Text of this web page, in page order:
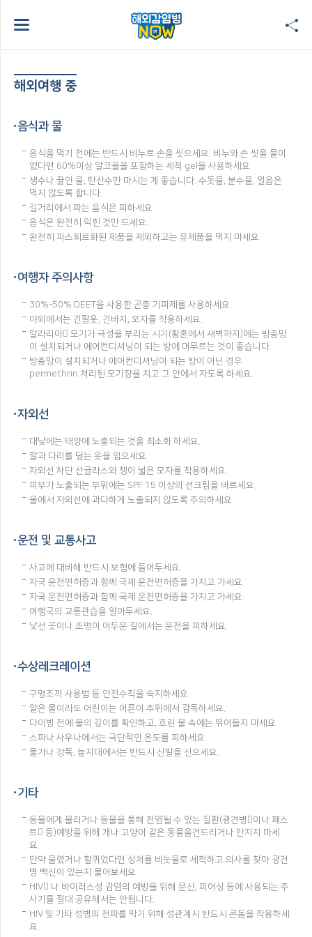
해외여행 중
음식과 물
음식을 먹기 전에는 반드시 비누로 손을 씻으세요. 비누와 손 씻을 물이
없다면 60%이상 알코올을 포함하는 세척 gel을 사용하세요.
생수나 끓인 물, 탄산수만 마시는 게 좋습니다. 수돗물, 분수물, 얼음은
먹지 않도록 합니다.
길거리에서 파는 음식은 피하세요.
음식은 완전히 익힌 것만 드세요.
완전히 파스퇴르화된 제품을 제외하고는 유제품을 먹지 마세요.
여행자 주의사항
30%-50% DEET을 사용한 곤충 기피제를 사용하세요.
야외에서는 긴팔옷, 긴바지, 모자를 착용하세요.
말라리아 모기가 극성을 부리는 시기(황혼에서 새벽까지)에는 방충망
이 설치되거나 에어컨디셔닝이 되는 방에 머무르는 것이 좋습니다.
방충망이 설치되거나 에어컨디셔닝이 되는 방이 아닌 경우
permethrin 처리된 모기장을 치고 그 안에서 자도록 하세요.
자외선
대낮에는 태양에 노출되는 것을 최소화 하세요.
팔과 다리를 덮는 옷을 입으세요.
자외선 차단 선글라스와 챙이 넓은 모자를 착용하세요.
피부가 노출되는 부위에는 SPF 15 이상의 선크림을 바르세요.
물에서 자외선에 과다하게 노출되지 않도록 주의하세요.
운전 및 교통사고
사고에 대비해 반드시 보험에 들어두세요.
자국 운전면허증과 함께 국제 운전면허증을 가지고 가세요.
자국 운전면허증과 함께 국제 운전면허증을 가지고 가세요.
여행국의 교통관습을 알아두세요.
낯선 곳이나 조명이 어두운 길에서는 운전을 피하세요.
수상레크레이션
구명조끼 사용법 등 안전수칙을 숙지하세요.
얕은 물이라도 어린이는 어른이 주위에서 감독하세요.
다이빙 전에 물의 깊이를 확인하고, 흐린 물 속에는 뛰어들지 마세요.
스파나 사우나에서는 극단적인 온도를 피하세요.
물가나 강둑, 늪지대에서는 반드시 신발을 신으세요.
기타
동물에게 물리거나 동물을 통해 전염될 수 있는 질환(광견병이나 페스
트 등)예방을 위해 개나 고양이 같은 동물을건드리거나 만지지 마세
요.
만약 물렸거나 할퀴었다면 상처를 비눗물로 세척하고 의사를 찾아 광견
병 백신이 있는지 물어보세요.
HIV 나 바이러스성 감염의 예방을 위해 문신, 피어싱 등에 사용되는 주
사기를 절대 공유해서는 안됩니다.
HIV 및 기타 성병의 전파를 막기 위해 성관계시 반드시 콘돔을 착용하세
요.